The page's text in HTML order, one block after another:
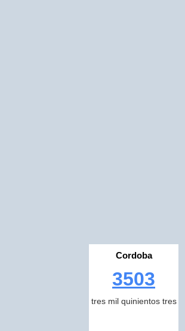
Cordoba
3503
tres mil quinientos tres